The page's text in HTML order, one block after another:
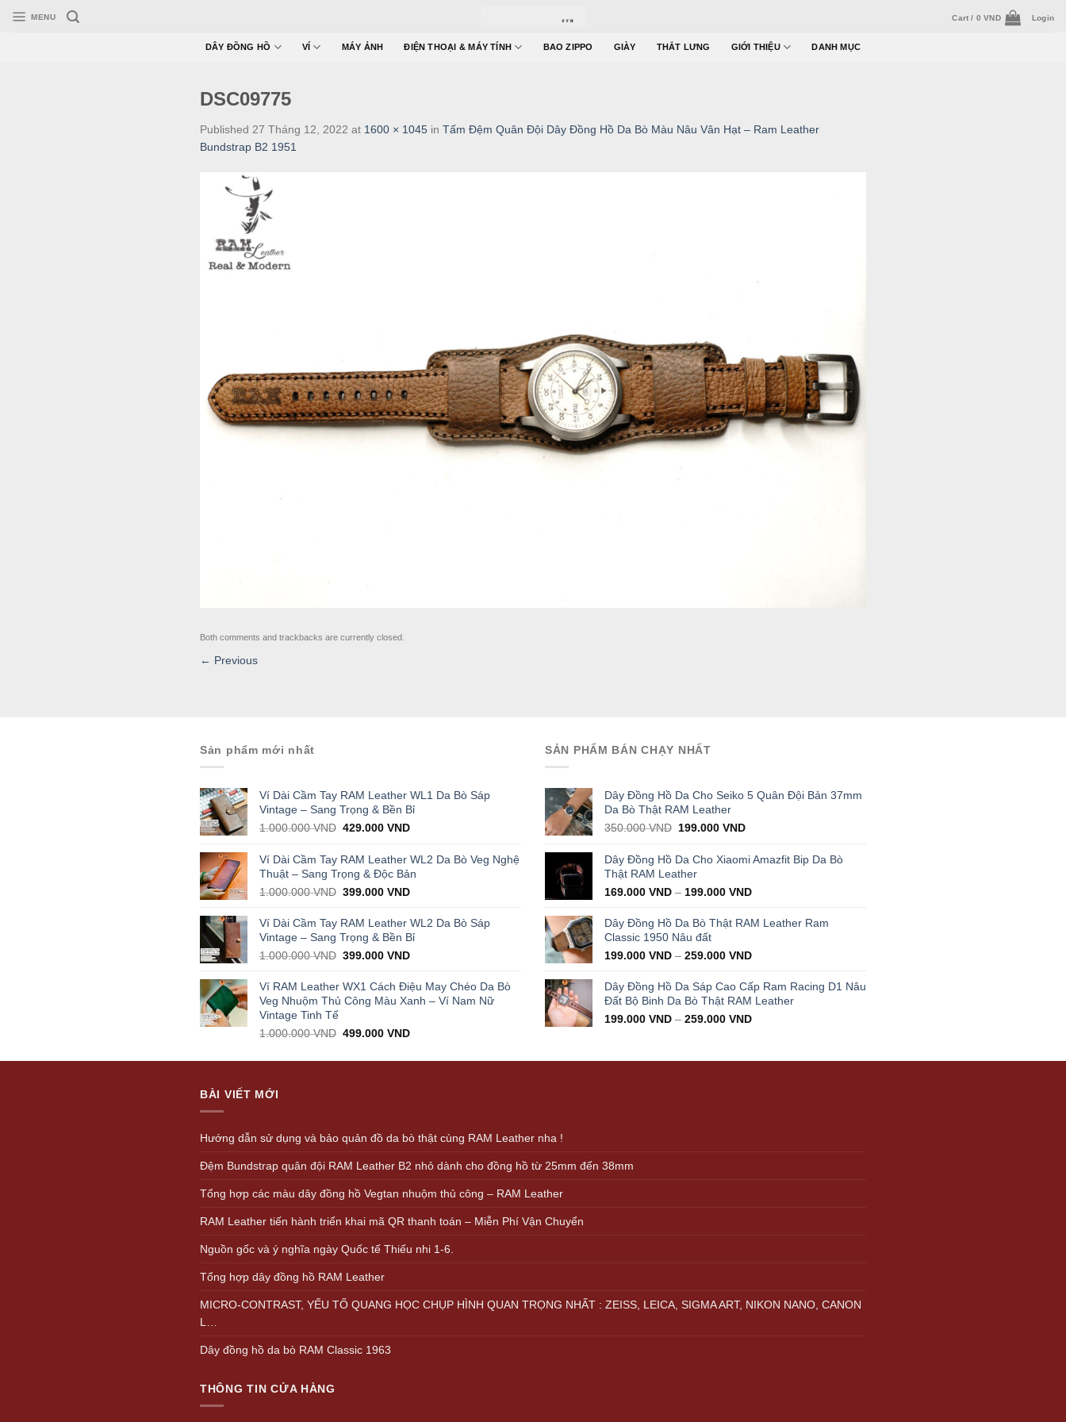
MENU Cart / 0VND Login
DÂY ĐỒNG HỒ VÍ MÁY ẢNH ĐIỆN THOẠI & MÁY TÍNH BAO ZIPPO GIÀY THẮT LƯNG GIỚI THIỆU DANH MỤC
DSC09775
Published 27 Tháng 12, 2022 at 1600 × 1045 in Tấm Đệm Quân Đội Dây Đồng Hồ Da Bò Màu Nâu Vân Hạt – Ram Leather
Bundstrap B2 1951
Both comments and trackbacks are currently closed.
← Previous
Sản phẩm mới nhất
Ví Dài Cầm Tay RAM Leather WL1 Da Bò Sáp
Vintage – Sang Trọng & Bền Bỉ
1.000.000VND Original
was:
1.000.000 VND.
429.000VNDCurrent
is:
429.000 VND.
Ví Dài Cầm Tay RAM Leather WL2 Da Bò Veg Nghệ
Thuật – Sang Trọng & Độc Bản
1.000.000VND Original
was:
1.000.000 VND.
399.000VNDCurrent
is:
399.000 VND.
Ví Dài Cầm Tay RAM Leather WL2 Da Bò Sáp
Vintage – Sang Trọng & Bền Bỉ
1.000.000VND Original
was:
1.000.000 VND.
399.000VNDCurrent
is:
399.000 VND.
Ví RAM Leather WX1 Cách Điệu May Chéo Da Bò
Veg Nhuộm Thủ Công Màu Xanh – Ví Nam Nữ
Vintage Tinh Tế
1.000.000VND Original
was:
499.000VNDCurrent
is:
SẢN PHẨM BÁN CHẠY NHẤT
Dây Đồng Hồ Da Cho Seiko 5 Quân Đội Bản 37mm
Da Bò Thật RAM Leather
350.000VND Original
was:
350.000 VND.
199.000VNDCurrent
is:
199.000 VND.
Dây Đồng Hồ Da Cho Xiaomi Amazfit Bip Da Bò
Thật RAM Leather
169.000 VND – 199.000 VND
Dây Đồng Hồ Da Bò Thật RAM Leather Ram
Classic 1950 Nâu đất
199.000 VND – 259.000 VND
Dây Đồng Hồ Da Sáp Cao Cấp Ram Racing D1 Nâu
Đất Bộ Binh Da Bò Thật RAM Leather
199.000 VND – 259.000 VND
BÀI VIẾT MỚI
Hướng dẫn sử dụng và bảo quản đồ da bò thật cùng RAM Leather nha !
Đệm Bundstrap quân đội RAM Leather B2 nhỏ dành cho đồng hồ từ 25mm đến 38mm
Tổng hợp các màu dây đồng hồ Vegtan nhuộm thủ công – RAM Leather
RAM Leather tiến hành triển khai mã QR thanh toán – Miễn Phí Vận Chuyển
Nguồn gốc và ý nghĩa ngày Quốc tế Thiếu nhi 1-6.
Tổng hợp dây đồng hồ RAM Leather
MICRO-CONTRAST, YẾU TỐ QUANG HỌC CHỤP HÌNH QUAN TRỌNG NHẤT : ZEISS, LEICA, SIGMA ART, NIKON NANO, CANON
L…
Dây đồng hồ da bò RAM Classic 1963
THÔNG TIN CỬA HÀNG